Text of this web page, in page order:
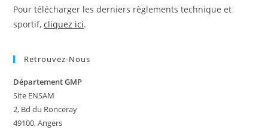
Pour télécharger les derniers règlements technique et
sportif,cliquez ici.
Retrouvez-Nous
Département GMP
Site ENSAM
2, Bd du Ronceray
49100, Angers